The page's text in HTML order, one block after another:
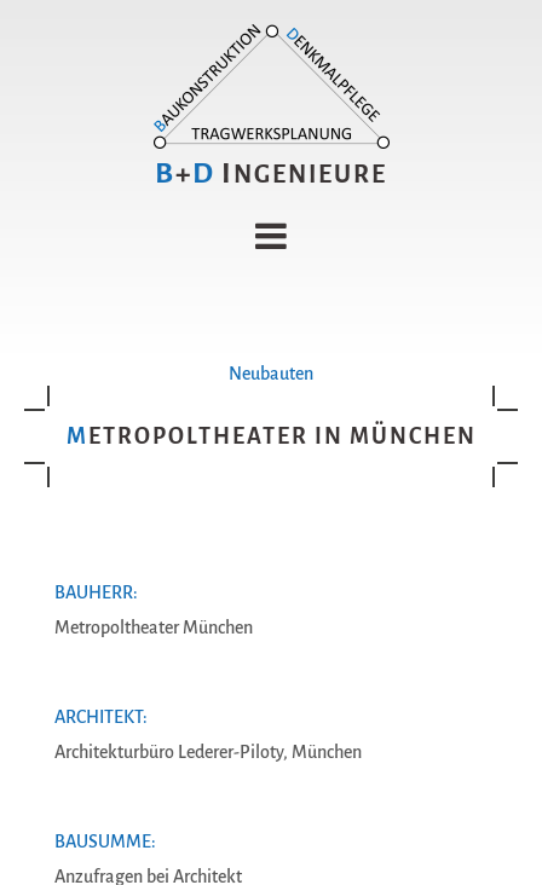
B+D I NGENIEURE
Neubauten
METROPOLTHEATER IN MÜNCHEN
BAUHERR:
Metropoltheater München
ARCHITEKT:
Architekturbüro Lederer-Piloty, München
BAUSUMME:
Anzufragen bei Architekt